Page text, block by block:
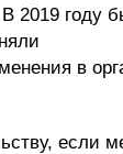
2019 году
в
если